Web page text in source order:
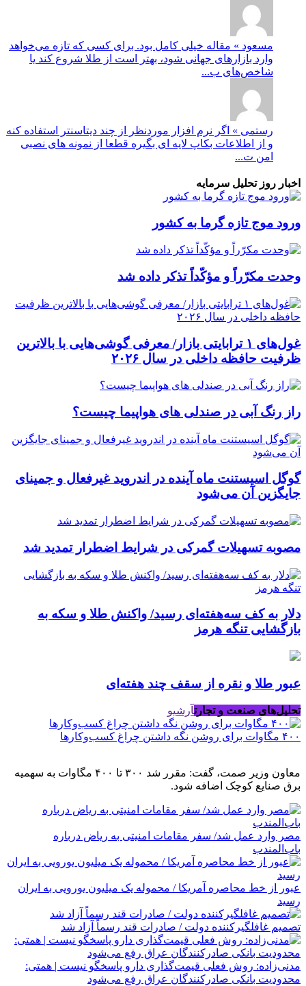
مسعود » مقاله خیلی کامل بود. برای کسی که تازه می‌خواهد
وارد بازارهای جهانی شود، بهتر است از طلا شروع کند یا
شاخص‌های ب...
رستمی » اگر نرم افزار موردنظر از چند دیتاسنتر استفاده کنه
و از اطلاعات بکاپ لایه ای بگیره قطعا از نمونه های نصبی
امن ت...
اخبار روز تحلیل سرمایه
ورود موج تازه گرما به کشور
وحدت مکرّراً و مؤکّداً تذکر داده شد
غول‌های ۱ ترابایتی بازار/ معرفی گوشی‌هایی با بالاترین
ظرفیت حافظه داخلی در سال ۲۰۲۶
راز رنگ آبی در صندلی های هواپیما چیست؟
گوگل اسیستنت ماه آینده در اندروید غیرفعال و جمینای
جایگزین آن می‌شود
مصوبه تسهیلات گمرکی در شرایط اضطرار تمدید شد
دلار به کف سه‌هفته‌ای رسید/ واکنش طلا و سکه به
بازگشایی تنگه هرمز
عبور طلا و نقره از سقف چند هفته‌ای
تحلیل‌های صنعت و تجارتآرشیو
۴۰۰ مگاوات برای روشن نگه داشتن چراغ کسب‌وکار‌ها
معاون وزیر صمت، گفت: مقرر شد ۳۰۰ تا ۴۰۰ مگاوات به سهمیه
برق صنایع کوچک اضافه شود.
مصر وارد عمل شد/ سفر مقامات امنیتی به ریاض درباره
باب‌المندب
عبور از خط محاصره آمریکا / محموله یک میلیون یورویی به ایران
رسید
تصمیم غافلگیرکننده دولت / صادرات قند رسماً آزاد شد
مدنی‌زاده: روش فعلی قیمت‌گذاری دارو پاسخگو نیست | همتی:
محدودیت بانکی صادرکنندگان عراق رفع می‌شود